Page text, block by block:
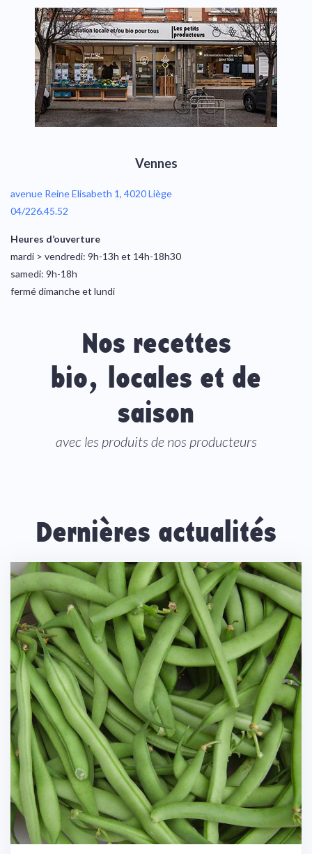
Vennes
avenue Reine Elisabeth 1, 4020 Liège
04/226.45.52
Heures d’ouverture
mardi > vendredi: 9h-13h et 14h-18h30
samedi: 9h-18h
fermé dimanche et lundi
Nos recettes
bio, locales et de
saison
avec les produits de nos producteurs
Dernières actualités